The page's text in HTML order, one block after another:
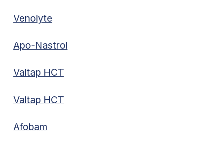
Venolyte
Apo-Nastrol
Valtap HCT
Valtap HCT
Afobam